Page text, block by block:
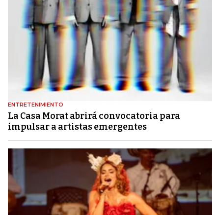
ENTRETENIMIENTO
La Casa Morat abrirá convocatoria para
impulsar a artistas emergentes